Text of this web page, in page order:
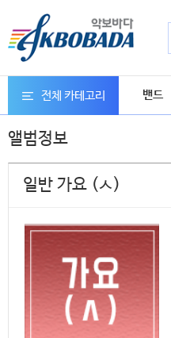
전체 카테고리 밴드
앨범정보
일반 가요 (ㅅ)